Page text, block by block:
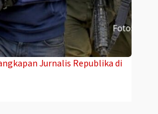
Jurnalis Republika di